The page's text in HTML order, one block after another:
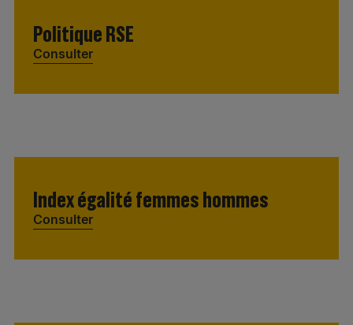
Politique RSE
Consulter
Index égalité femmes hommes
Consulter